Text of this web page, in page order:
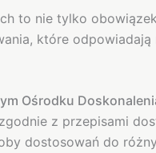
to nie tylko
które
Ośrodku
z przepisami
dostosowań do